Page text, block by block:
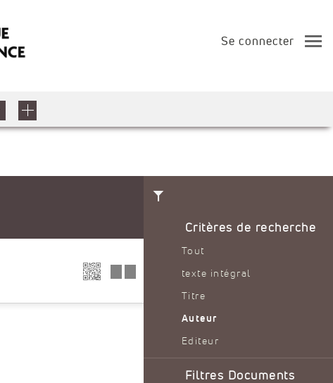
Se connecter
Critères de recherche
Tout
texte intégral
Titre
Auteur
Editeur
Filtres Documents